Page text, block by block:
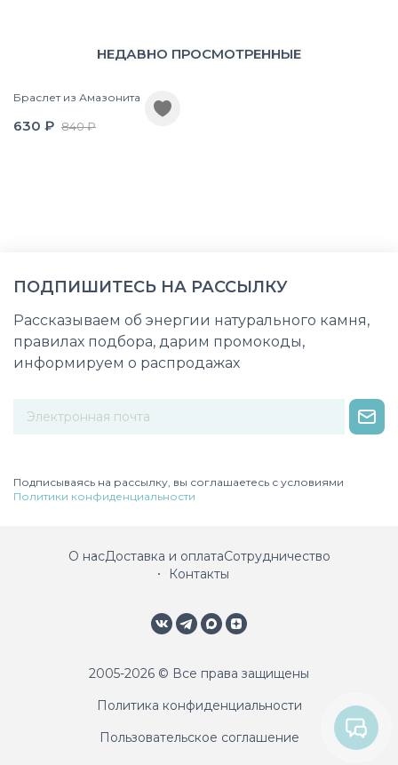
НЕДАВНО ПРОСМОТРЕННЫЕ
Браслет из Амазонита
630 ₽ 840 ₽
ПОДПИШИТЕСЬ НА РАССЫЛКУ
Рассказываем об энергии натурального камня,
правилах подбора, дарим промокоды,
информируем о распродажах
Подписываясь на рассылку, вы соглашаетесь с условиями
Политики конфиденциальности
О насДоставка и оплатаСотрудничество
Контакты
2005-2026 © Все права защищены
Политика конфиденциальности
Пользовательское соглашение